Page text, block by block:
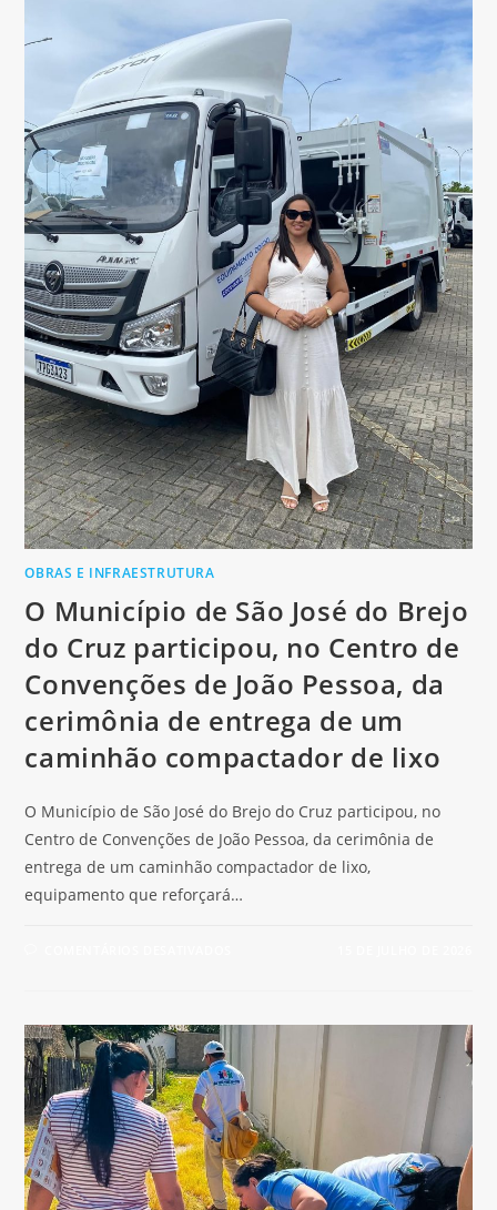
OBRAS E INFRAESTRUTURA
O Município de São José do Brejo
do Cruz participou, no Centro de
Convenções de João Pessoa, da
cerimônia de entrega de um
caminhão compactador de lixo
O Município de São José do Brejo do Cruz participou, no
Centro de Convenções de João Pessoa, da cerimônia de
entrega de um caminhão compactador de lixo,
equipamento que reforçará…